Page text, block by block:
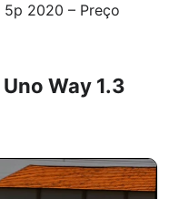
5p 2020 – Preço
Way 1.3